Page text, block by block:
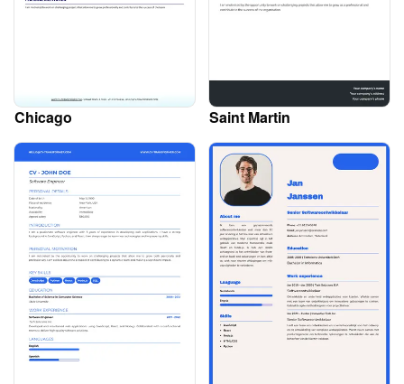
Chicago Saint Martin